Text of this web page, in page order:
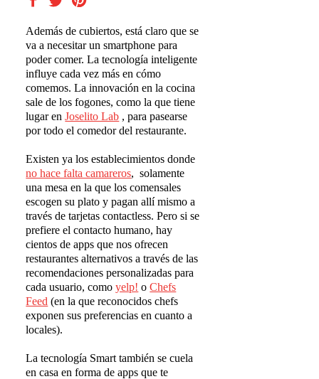
Además de cubiertos, está claro que se
va a necesitar un smartphone para
poder comer. La tecnología inteligente
influye cada vez más en cómo
comemos. La innovación en la cocina
sale de los fogones, como la que tiene
lugar enJoselito Lab , para pasearse
por todo el comedor del restaurante.
Existen ya los establecimientos donde
no hace falta camareros, solamente
una mesa en la que los comensales
escogen su plato y pagan allí mismo a
través de tarjetas contactless. Pero si se
prefiere el contacto humano, hay
cientos de apps que nos ofrecen
restaurantes alternativos a través de las
recomendaciones personalizadas para
cada usuario, comoyelp! oChefs
Feed (en la que reconocidos chefs
exponen sus preferencias en cuanto a
locales).
La tecnología Smart también se cuela
en casa en forma de apps que te